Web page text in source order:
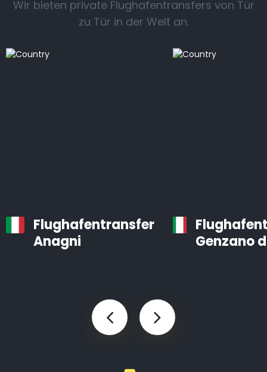
Wir bieten private Flughafentransfers von Tür
zu Tür in der Welt an.
Flughafentransfer
Anagni
Genzano